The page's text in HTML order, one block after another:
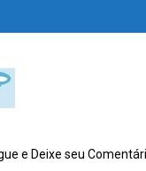
e Deixe seu